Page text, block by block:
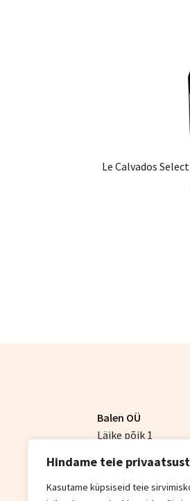
Hindame teie privaatsust
Kasutame küpsiseid teie
Le Calvados
Balen OÜ
Läike põik 1
75312 Harjumaa